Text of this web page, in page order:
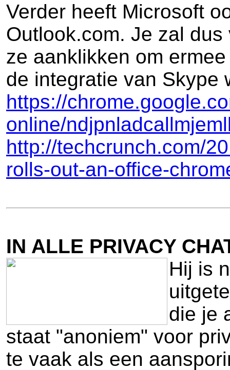
Verder heeft Microsoft
Outlook.com. Je zal
ze aanklikken om
de integratie van Skype
https://
online/
http://techcrunch.com/
rolls-out-an-office-
IN ALLE PRIVACY
Hij is
die je
staat "anoniem" voor
te vaak als een